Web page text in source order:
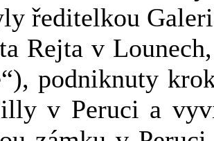
ředitelkou
Rejta v
podniknuty
v Peruci a